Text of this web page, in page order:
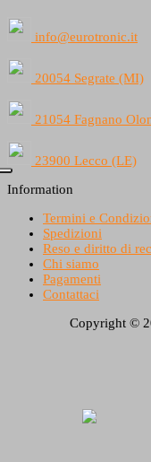
info@eurotronic.it
20054 Segrate (MI)
21054 Fagnano
23900 Lecco (LE)
Information
Termini e
Spedizioni
Reso e diritto di
Chi siamo
Pagamenti
Contattaci
Copyright ©